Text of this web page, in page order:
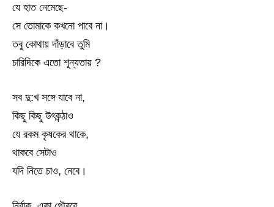
যে হাত নেমেছে-
সে তোমাকে কখনো পাবে না।
তবু কোথায় দাঁড়াবে তুমি
চারিদিকে এতো শূন্যতায় ?
সব দু:খ সঙ্গে যাবে না,
কিছু কিছু উৎকন্ঠাও
যে রকম কৃষকের থাকে,
থাকবে সেটাও
যদি নিতে চাও, নেবে।